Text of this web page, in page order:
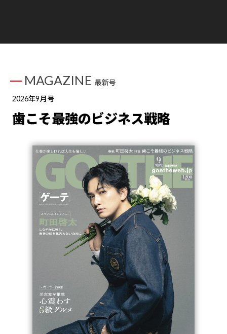
MAGAZINE 最新号
2026年9月号
歯こそ最強のビジネス戦略